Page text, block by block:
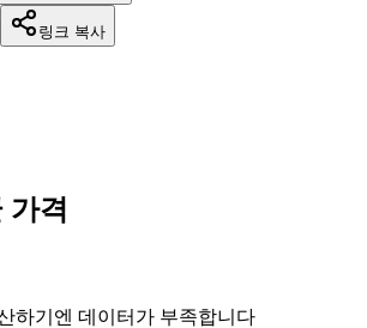
링크 복사
가격
하기엔 데이터가 부족합니다